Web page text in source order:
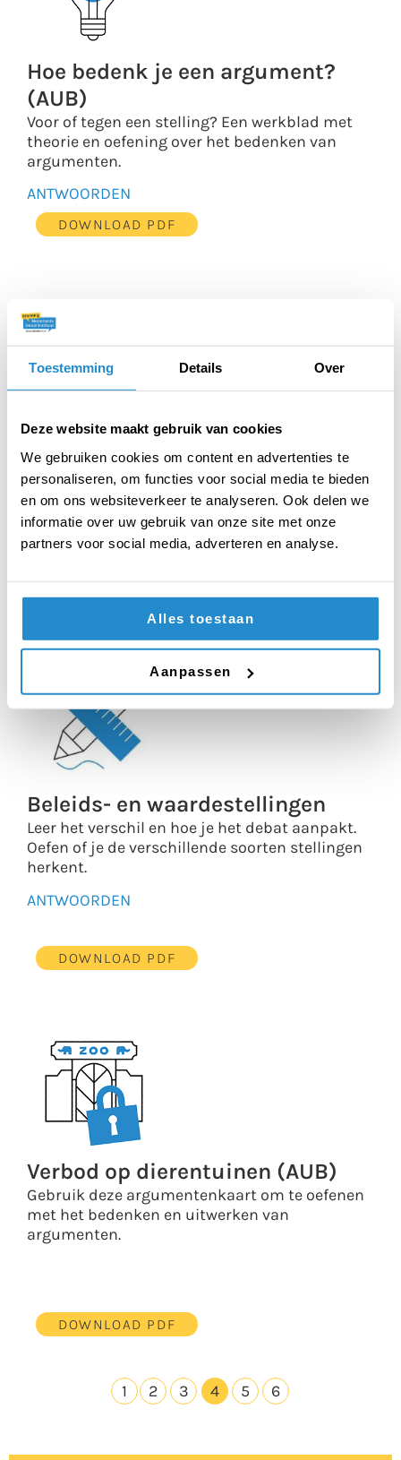
Toestemming Details Over
Deze website maakt gebruik van cookies
We gebruiken cookies om content en advertenties te
personaliseren, om functies voor social media te bieden
en om ons websiteverkeer te analyseren. Ook delen we
informatie over uw gebruik van onze site met onze
partners voor social media, adverteren en analyse.
Alles toestaan
Aanpassen
Hoe bedenk je een argument?
(AUB)
Voor of tegen een stelling? Een werkblad met
theorie en oefening over het bedenken van
argumenten.
ANTWOORDEN
DOWNLOAD PDF
Hoe maak je een sterk
argument? (AUB)
Een werkblad met theorie en opdrachten hoe je
argumenten goed kunt uitleggen.
ANTWOORDEN
Beleids- en waardestellingen
Leer het verschil en hoe je het debat aanpakt.
Oefen of je de verschillende soorten stellingen
herkent.
ANTWOORDEN
DOWNLOAD PDF
Verbod op dierentuinen (AUB)
Gebruik deze argumentenkaart om te oefenen
met het bedenken en uitwerken van
argumenten.
DOWNLOAD PDF
1 2 3 4 5 6